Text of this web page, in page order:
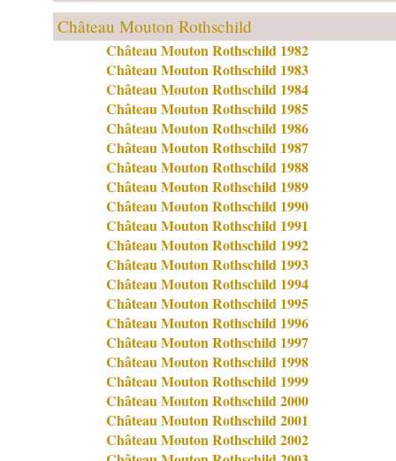
Château Mouton Rothschild
Château Mouton Rothschild 1982
Château Mouton Rothschild 1983
Château Mouton Rothschild 1984
Château Mouton Rothschild 1985
Château Mouton Rothschild 1986
Château Mouton Rothschild 1987
Château Mouton Rothschild 1988
Château Mouton Rothschild 1989
Château Mouton Rothschild 1990
Château Mouton Rothschild 1991
Château Mouton Rothschild 1992
Château Mouton Rothschild 1993
Château Mouton Rothschild 1994
Château Mouton Rothschild 1995
Château Mouton Rothschild 1996
Château Mouton Rothschild 1997
Château Mouton Rothschild 1998
Château Mouton Rothschild 1999
Château Mouton Rothschild 2000
Château Mouton Rothschild 2001
Château Mouton Rothschild 2002